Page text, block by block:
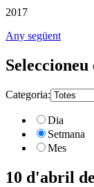
2017
Any següent
Categoria:
Dia
Setmana
Mes
10 d'abril